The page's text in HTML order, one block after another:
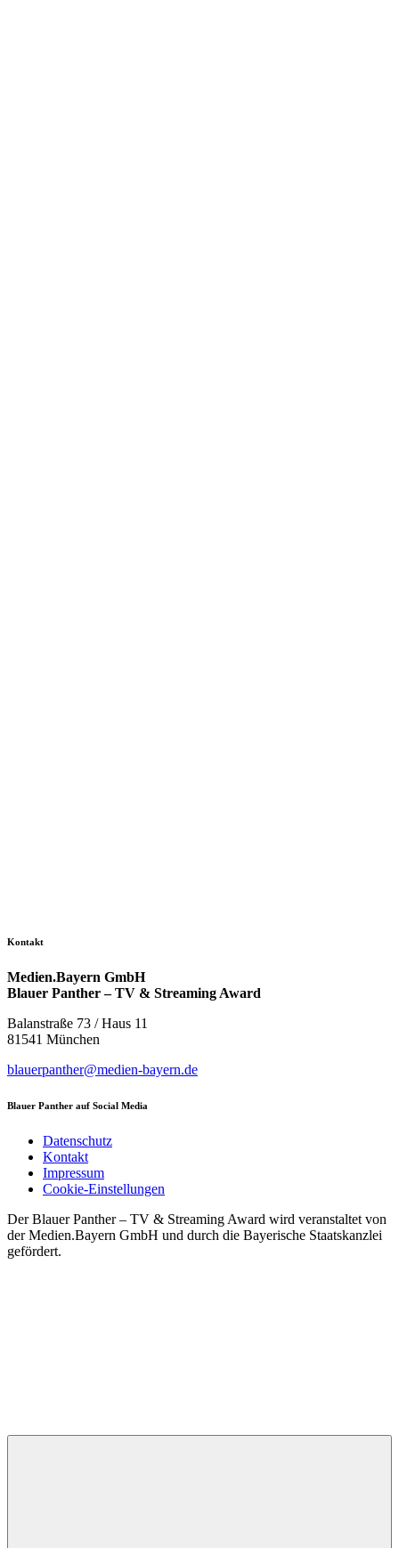
Kontakt
Medien.Bayern GmbH
Blauer Panther – TV & Streaming Award
Balanstraße 73 / Haus 11
81541 München
blauerpanther@medien-bayern.de
Blauer Panther auf Social Media
Datenschutz
Kontakt
Impressum
Cookie-Einstellungen
Der Blauer Panther – TV & Streaming Award wird veranstaltet von
der Medien.Bayern GmbH und durch die Bayerische Staatskanzlei
gefördert.